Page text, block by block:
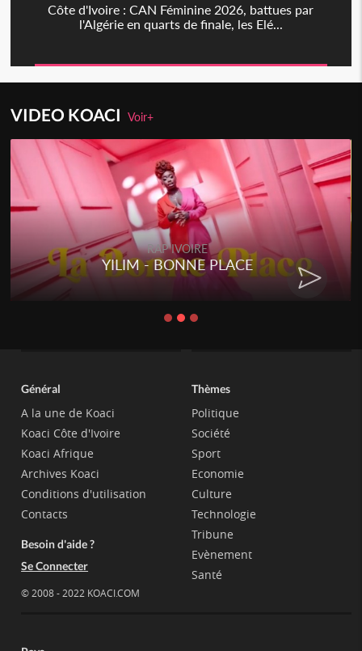
Côte d'Ivoire : CAN Féminine 2026, battues par
l'Algérie en quarts de finale, les Elé...
VIDEO KOACIVoir+
RAP IVOIRE
YILIM - BONNE PLACE
Général
A la une de Koaci
Koaci Côte d'Ivoire
Koaci Afrique
Archives Koaci
Conditions d'utilisation
Contacts
Besoin d'aide ?
Se Connecter
© 2008 - 2022 KOACI.COM
Thèmes
Politique
Société
Sport
Economie
Culture
Technologie
Tribune
Evènement
Santé